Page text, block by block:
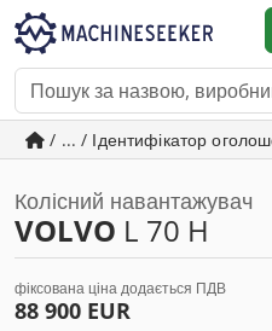
/ ... / Ідентифікатор
Колісний навантажувач
VOLVO L 70 H
фіксована ціна додається ПДВ
88 900 EUR